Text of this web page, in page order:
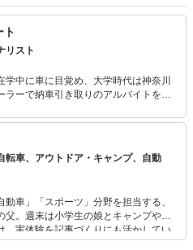
ト
リスト
中に車に目覚め、大学時代は神奈川
ラーで納車引き取りのアルバイトを経
」に出場。 1995年会社を辞めてフリー
2000日本カー・オブ・ザ・イヤー選
一子出産後、妊婦のシートベルト着用
上げ、チャイルドシートと共に胎児と
活動を展開している。 月刊誌
遊舎）、All About、citrus、オートック
ス、くるまのニュース、JAFMATEな
（運転マナー、車の税金、維持費、メ
転車、アウトドア・キャンプ、自動
動車」「スポーツ」分野を担当する、
父。週末は小学生の娘とキャンプやサ
、実体験を記事づくりにも活かしてい
たい」を分かりやすく届けることをモ